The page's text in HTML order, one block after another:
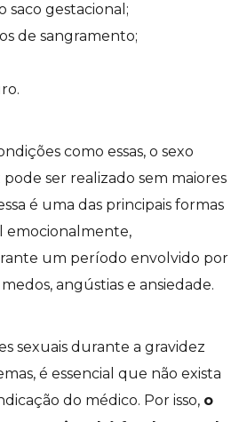
saco gestacional;
de sangramento;
como essas, o sexo
ser realizado sem maiores
é uma das principais formas
emocionalmente,
um período envolvido por
angústias e ansiedade.
sexuais durante a gravidez
é essencial que não exista
do médico. Por isso, o